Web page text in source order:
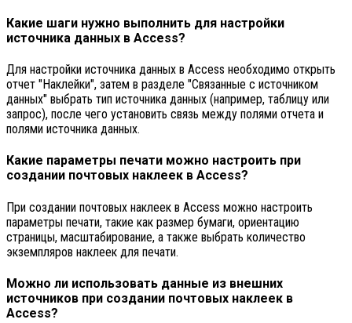
Какие шаги нужно выполнить для настройки
источника данных в Access?
Для настройки источника данных в Access необходимо открыть
отчет "Наклейки", затем в разделе "Связанные с источником
данных" выбрать тип источника данных (например, таблицу или
запрос), после чего установить связь между полями отчета и
полями источника данных.
Какие параметры печати можно настроить при
создании почтовых наклеек в Access?
При создании почтовых наклеек в Access можно настроить
параметры печати, такие как размер бумаги, ориентацию
страницы, масштабирование, а также выбрать количество
экземпляров наклеек для печати.
Можно ли использовать данные из внешних
источников при создании почтовых наклеек в
Access?